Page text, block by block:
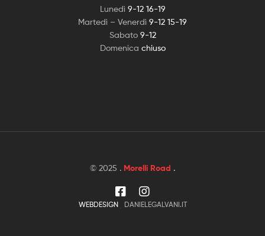
Lunedì 9-12 16-19
Martedì – Venerdì 9-12 15-19
Sabato 9-12
Domenica chiuso
© 2025 . Morelli Road .
WEBDESIGN DANIELEGALVANI.IT